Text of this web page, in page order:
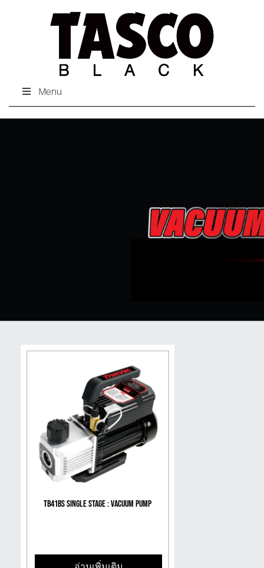
Menu
Vacuum Pump &
Service Tools
TB41BS Single Stage : Vacuum Pump